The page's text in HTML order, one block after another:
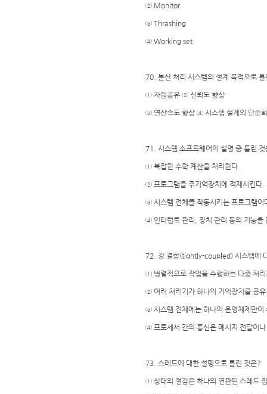
② Monitor
③ Thrashing
④ Working set
70. 분산 처리 시스템의 설계 목적으로 틀
① 자원공유 ② 신뢰도 향상
③ 연산속도 향상 ④ 시스템 설계의 단순화
71. 시스템 소프트웨어의 설명 중 틀린 것
① 복잡한 수학 계산을 처리한다.
② 프로그램을 주기억장치에 적재시킨다.
③ 시스템 전체를 작동시키는 프로그램이
④ 인터럽트 관리, 장치 관리 등의 기능을
72. 강 결합(tightly-coupled) 시스템에
① 병렬적으로 작업을 수행하는 다중 처
② 여러 처리기가 하나의 기억장치를 공
③ 시스템 전체에는 하나의 운영체제만이
④ 프로세서 간의 통신은 메시지 전달이
73. 스레드에 대한 설명으로 틀린 것은?
① 상태의 절감은 하나의 연관된 스레드